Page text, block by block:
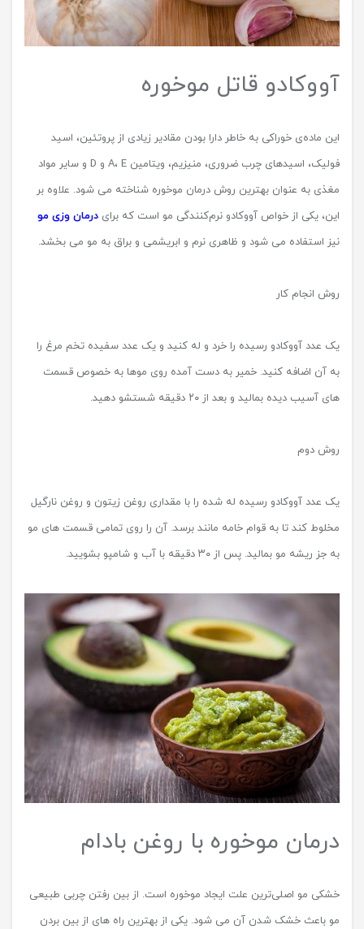
آووکادو قاتل موخوره
این ماده‌ی خوراکی به خاطر دارا بودن مقادیر زیادی از پروتئین، اسید
فولیک، اسیدهای چرب ضروری، منیزیم، ویتامین A، E و D و سایر مواد
مغذی به عنوان بهترین روش درمان موخوره شناخته می شود. علاوه بر
این، یکی از خواص آووکادو نرم‌کنندگی مو است که برای درمان وزی مو
نیز استفاده می شود و ظاهری نرم و ابریشمی و براق به مو می بخشد.
روش انجام کار
یک عدد آووکادو رسیده را خرد و له کنید و یک عدد سفیده تخم مرغ را
به آن اضافه کنید. خمیر به دست آمده روی موها به خصوص قسمت
های آسیب دیده بمالید و بعد از ۲۰ دقیقه شستشو دهید.
روش دوم
یک عدد آووکادو رسیده له شده را با مقداری روغن زیتون و روغن نارگیل
مخلوط کند تا به قوام خامه مانند برسد. آن را روی تمامی قسمت های مو
به جز ریشه مو بمالید. پس از ۳۰ دقیقه با آب و شامپو بشویید.
درمان موخوره با روغن بادام
خشکی مو اصلی‌ترین علت ایجاد موخوره است. از بین رفتن چربی طبیعی
مو باعث خشک شدن آن می شود. یکی از بهترین راه های از بین بردن